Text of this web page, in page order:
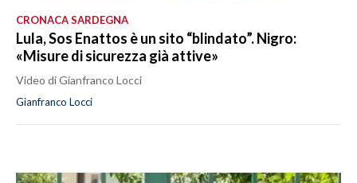
CRONACA SARDEGNA
Lula, Sos Enattos è un sito “blindato”. Nigro:
«Misure di sicurezza già attive»
Video di Gianfranco Locci
Gianfranco Locci